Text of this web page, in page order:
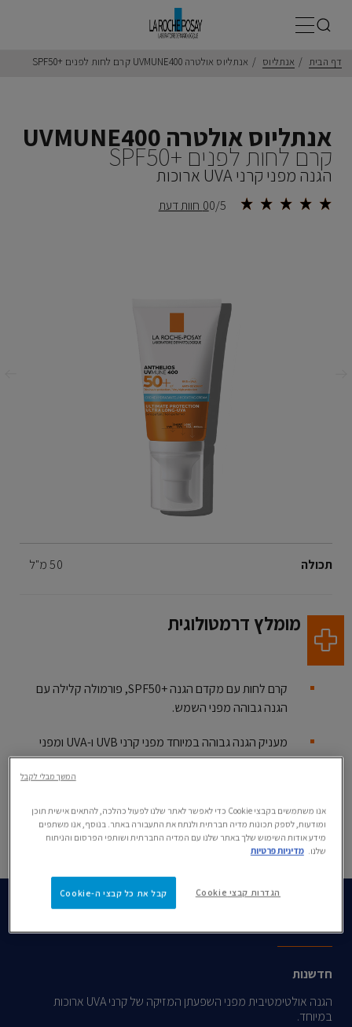
תפריט ראשי
דף הבית אנתליוס אנתליוס אולטרה UVMUNE400 קרם לחות לפנים SPF50+‎
אנתליוס אולטרה UVMUNE400
קרם לחות לפנים SPF50+‎
הגנה מפני קרני UVA ארוכות
0/50 חוות דעת
תכולה Volume
50 מ"ל
מומלץ דרמטולוגית
קרם לחות עם מקדם הגנה SPF50+‎, פורמולה קלילה עם
הגנה גבוהה מפני השמש.
מעניק הגנה גבוהה במיוחד מפני קרני UVB ו-UVA ומפני
קרינת אינפרא אדום מתחום A ומזיהום אוויר.
חדשנות
הגנה אולטימטיבית מפני השפעתן המזיקה של קרני UVA ארוכות
במיוחד.
אנו משתמשים בקבצי Cookie כדי לאפשר לאתר שלנו לפעול כהלכה, להתאים אישית תוכן
ומודעות, לספק תכונות מדיה חברתית ולנתח את התעבורה באתר. בנוסף, אנו משתפים
מידע אודות השימוש שלך באתר שלנו עם המדיה החברתית ושותפי הפרסום והניתוח
שלנו. מדיניות פרטיות
הגדרות קבצי Cookie קבל את כל קבצי ה-Cookie
המשך מבלי לקבל